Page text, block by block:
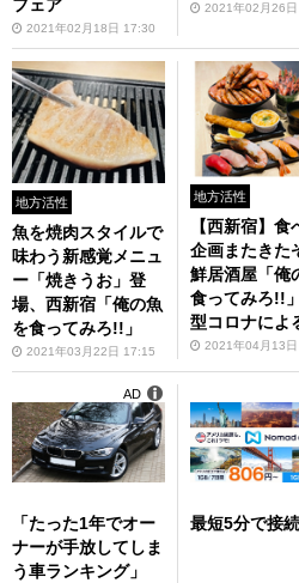
フェア
2021年02月18日 17:30
2021年02月26
地方活性
魚を焼肉スタイルで
味わう新感覚メニュ
ー「焼きうお」登
場、西新宿「俺の魚
を食ってみろ!!」
2021年03月22日 17:15
地方活性
【西新宿】食
企画またきた
鮮居酒屋「俺
食ってみろ!!
型コロナによ
企画スタート
2021年04月13
「たった1年でオー
ナーが手放してしま
う車ランキング」
AD
最短5分で接続